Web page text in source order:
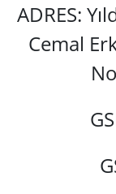
ADRES:
Cemal